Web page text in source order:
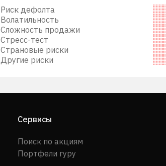
Риск дефолта
Волатильность
Сложность продажи
Стресс-тест
Страновые риски
Другие риски
Сервисы
Поиск по акциям
Портфели гуру